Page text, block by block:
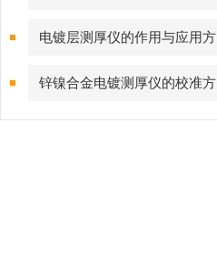
能、行业应用与技术亮点
电镀层测厚仪的作用与应用方
向分析
锌镍合金电镀测厚仪的校准方
法与重要性